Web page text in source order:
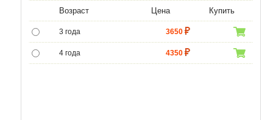
Возраст Цена Купить
3 года 3650
4 года 4350